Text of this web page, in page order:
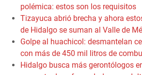
polémica: estos son los requisitos
Tizayuca abrió brecha y ahora
de Hidalgo se suman al Valle de
Golpe al huachicol: desmantelan
con más de 450 mil litros de
Hidalgo busca más gerontólogos